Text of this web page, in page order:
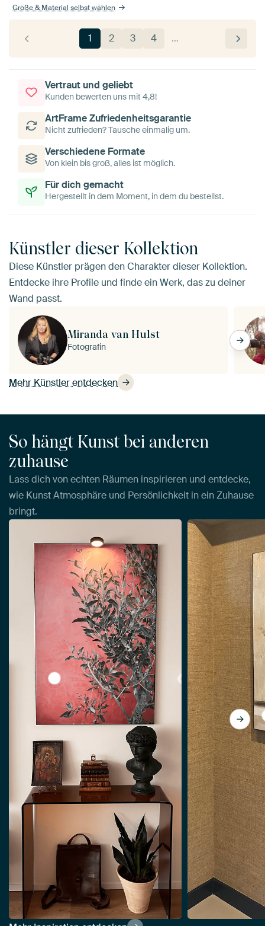
Größe & Material selbst wählen
1 2 3 4 …
Vertraut und geliebt
Kunden bewerten uns mit 4,8!
ArtFrame Zufriedenheitsgarantie
Nicht zufrieden? Tausche einmalig um.
Verschiedene Formate
Von klein bis groß, alles ist möglich.
Für dich gemacht
Hergestellt in dem Moment, in dem du bestellst.
Künstler dieser Kollektion
Diese Künstler prägen den Charakter dieser Kollektion.
Entdecke ihre Profile und finde ein Werk, das zu deiner
Wand passt.
Mehr Künstler entdecken
Miranda van Hulst
Fotografin
So hängt Kunst bei anderen
zuhause
Lass dich von echten Räumen inspirieren und entdecke,
wie Kunst Atmosphäre und Persönlichkeit in ein Zuhause
bringt.
View Olivenbaum Straßenskulptur griechenland